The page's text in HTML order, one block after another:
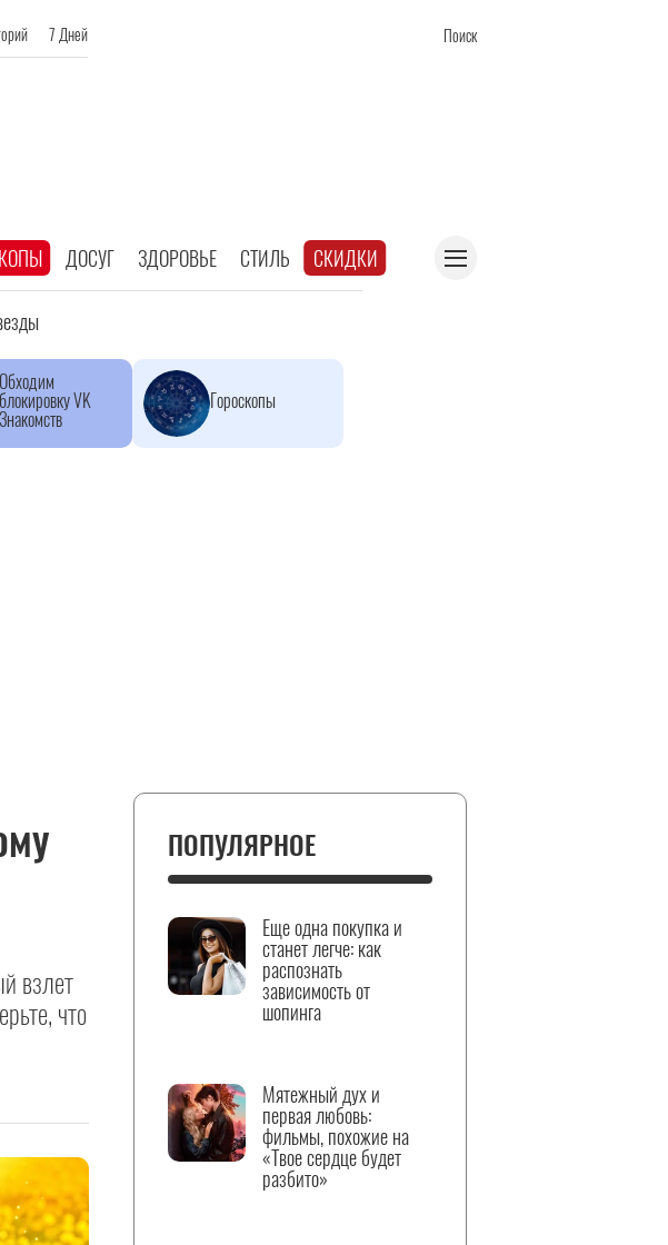
7 Дней Поиск
ДОСУГ ЗДОРОВЬЕ СТИЛЬ СКИДКИ
Обходим
блокировку VK
Знакомств
Гороскопы
взлет
что
ПОПУЛЯРНОЕ
Еще одна покупка и
станет легче: как
распознать
зависимость от
шопинга
Мятежный дух и
первая любовь:
фильмы, похожие на
«Твое сердце будет
разбито»